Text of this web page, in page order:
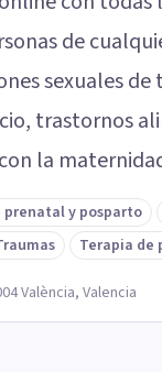
de
sexuales
trastornos
la
prenatal y posparto
Terapia de
València, Valencia